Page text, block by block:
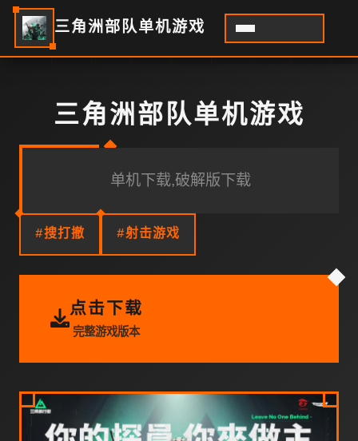
三角洲部队单机游戏
三角洲部队单机游戏
单机下载,破解版下载
#搜打撤 #射击游戏
点击下载
完整游戏版本